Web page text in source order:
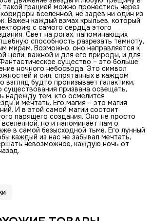
грацией можно пронестись через
вселенной, не задев ни один из
Важен каждый взмах крыльев, который
с самого сердца этого
Свет на рогах, напоминающих
способность разрезать темноту,
мирам. Возможно, оно направляется к
цели, важной и для его природы, и для
существо – это больше,
ночного небосвода. Это символ
и сил, спрятанных в каждом
взгляд будто пронизывает галактики,
существования призвана освещать,
надежду тем, кто осмелится
и мечтать. Его магия – это магия
И в этой самой магии состоит
парящего создания. Оно не просто
но и напоминает нам о
в самой безысходной тьме. Его лунный
каждый из нас не забывал мечтать,
невозможное, каждую ночь от